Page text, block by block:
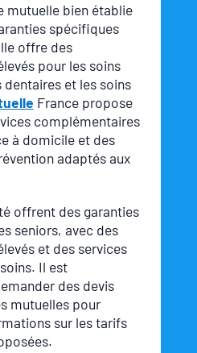
mutuelle bien établie
spécifiques
offre des
pour les soins
et les soins
France propose
complémentaires
à domicile et des
adaptés aux
offrent des garanties
seniors, avec des
et des services
Il est
des devis
mutuelles pour
sur les tarifs